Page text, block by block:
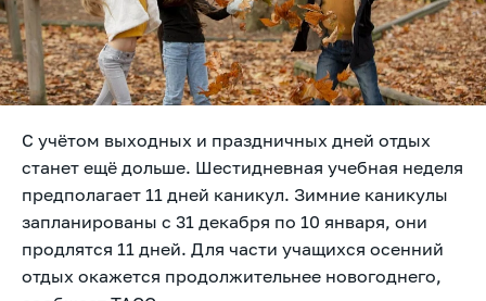
С учётом выходных и праздничных дней отдых
станет ещё дольше. Шестидневная учебная неделя
предполагает 11 дней каникул. Зимние каникулы
запланированы с 31 декабря по 10 января, они
продлятся 11 дней. Для части учащихся осенний
отдых окажется продолжительнее новогоднего,